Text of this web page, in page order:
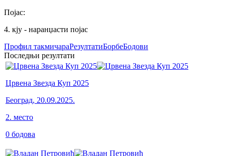
Појас:
4. кју - наранџасти појас
Профил такмичараРезултатиБорбеБодови
Последњи резултати
Црвена Звезда Куп 2025
Београд, 20.09.2025.
2. место
0 бодова